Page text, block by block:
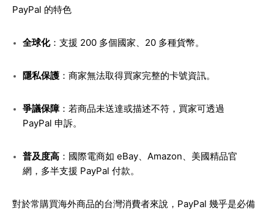
PayPal 的特色
全球化：支援 200 多個國家、20 多種貨幣。
隱私保護：商家無法取得買家完整的卡號資訊。
爭議保障：若商品未送達或描述不符，買家可透過
PayPal 申訴。
普及度高：國際電商如 eBay、Amazon、美國精品官
網，多半支援 PayPal 付款。
對於常購買海外商品的台灣消費者來說，PayPal 幾乎是必備